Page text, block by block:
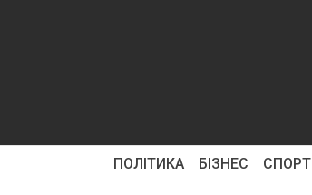
ПОЛІТИКА БІЗНЕС СПОРТ